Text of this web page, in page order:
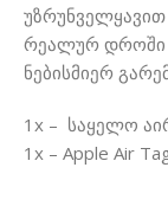
რეალურ დროში
ნებისმიერ
1x – საყელო
1x – Apple Air